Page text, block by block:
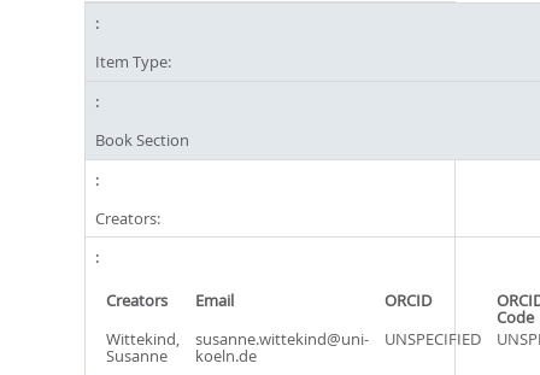
Item Type:
Book Section
Creators:
Creators Email ORCID
Code
Wittekind,
Susanne
susanne.wittekind@uni-
koeln.de
UNSPECIFIED